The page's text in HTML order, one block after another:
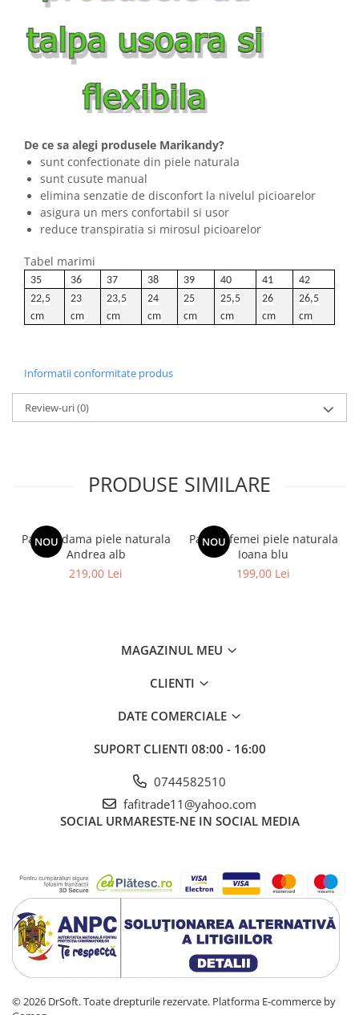
De ce sa alegi produsele Marikandy?
sunt confectionate din piele naturala
sunt cusute manual
elimina senzatie de disconfort la nivelul picioarelor
asigura un mers confortabil si usor
reduce transpiratia si mirosul picioarelor
Tabel marimi
35 36 37 38 39 40 41
42
22,5
cm
23
cm
23,5
cm
24
cm
25
cm
25,5
cm
26
cm
26,5
cm
Informatii conformitate produs
Review-uri(0)
PRODUSE SIMILARE
NOU
Pantofi dama piele naturala
Andrea alb
219,00 Lei
NOU
Pantofi femei piele naturala
Ioana blu
199,00 Lei
MAGAZINUL MEU
CLIENTI
DATE COMERCIALE
SUPORT CLIENTI 08:00 - 16:00
0744582510
fafitrade11@yahoo.com
SOCIAL URMARESTE-NE IN SOCIAL MEDIA
© 2026 DrSoft. Toate drepturile rezervate. Platforma E-commerce by